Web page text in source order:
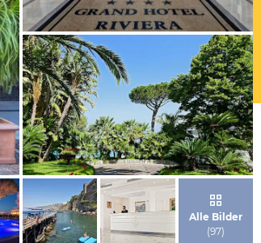
von Expedia
von Expedia
Alle Bilder
(97)